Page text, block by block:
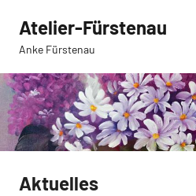
Inhalt
springen
Atelier-Fürstenau
Anke Fürstenau
Aktuelles